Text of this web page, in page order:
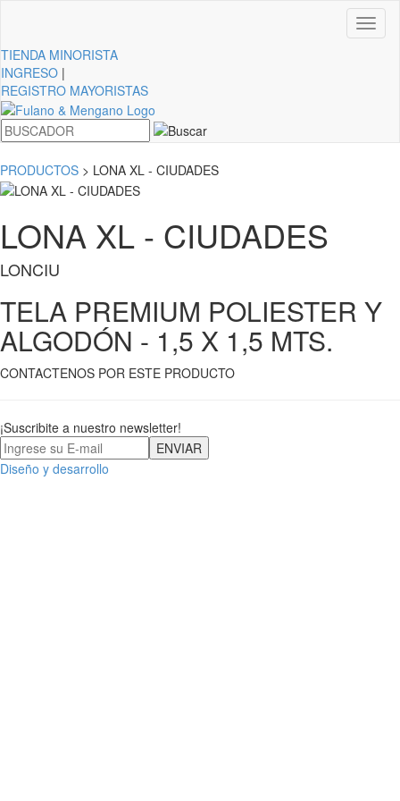
TIENDA MINORISTA
INGRESO |
REGISTRO MAYORISTAS
PRODUCTOS > LONA XL - CIUDADES
LONA XL - CIUDADES
LONCIU
TELA PREMIUM POLIESTER Y
ALGODÓN - 1,5 X 1,5 MTS.
CONTACTENOS POR ESTE PRODUCTO
¡Suscribite a nuestro newsletter!
Diseño y desarrollo